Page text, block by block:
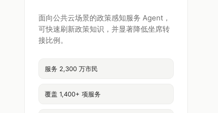
面向公共云场景的政策感知服务 Agent，
可快速刷新政策知识，并显著降低坐席转
接比例。
服务 2,300 万市民
覆盖 1,400+ 项服务